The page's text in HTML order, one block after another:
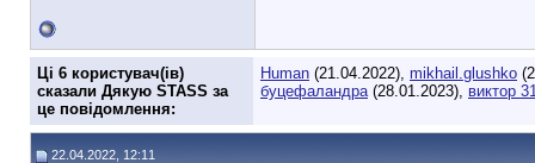
Ці 6 користувач(ів)
сказали Дякую STASS за
це повідомлення:
Human (21.04.2022), mikhail.glushko
буцефаландра(28.01.2023), виктор
22.04.2022, 12:11